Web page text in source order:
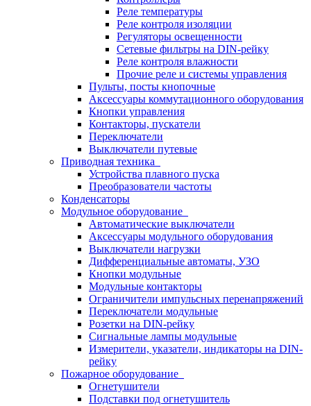
Реле температуры
Реле контроля изоляции
Регуляторы освещенности
Сетевые фильтры на DIN-рейку
Реле контроля влажности
Прочие реле и системы управления
Пульты, посты кнопочные
Аксессуары коммутационного оборудования
Кнопки управления
Контакторы, пускатели
Переключатели
Выключатели путевые
Приводная техника
Устройства плавного пуска
Преобразователи частоты
Конденсаторы
Модульное оборудование
Автоматические выключатели
Аксессуары модульного оборудования
Выключатели нагрузки
Дифференциальные автоматы, УЗО
Кнопки модульные
Модульные контакторы
Ограничители импульсных перенапряжений
Переключатели модульные
Розетки на DIN-рейку
Сигнальные лампы модульные
Измерители, указатели, индикаторы на DIN-
рейку
Пожарное оборудование
Огнетушители
Подставки под огнетушитель